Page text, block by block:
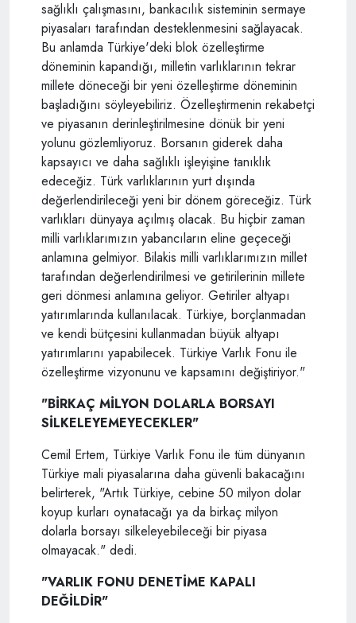
sağlıklı çalışmasını, bankacılık sisteminin sermaye
piyasaları tarafından desteklenmesini sağlayacak.
Bu anlamda Türkiye'deki blok özelleştirme
döneminin kapandığı, milletin varlıklarının tekrar
millete döneceği bir yeni özelleştirme döneminin
başladığını söyleyebiliriz. Özelleştirmenin rekabetçi
ve piyasanın derinleştirilmesine dönük bir yeni
yolunu gözlemliyoruz. Borsanın giderek daha
kapsayıcı ve daha sağlıklı işleyişine tanıklık
edeceğiz. Türk varlıklarının yurt dışında
değerlendirileceği yeni bir dönem göreceğiz. Türk
varlıkları dünyaya açılmış olacak. Bu hiçbir zaman
milli varlıklarımızın yabancıların eline geçeceği
anlamına gelmiyor. Bilakis milli varlıklarımızın millet
tarafından değerlendirilmesi ve getirilerinin millete
geri dönmesi anlamına geliyor. Getiriler altyapı
yatırımlarında kullanılacak. Türkiye, borçlanmadan
ve kendi bütçesini kullanmadan büyük altyapı
yatırımlarını yapabilecek. Türkiye Varlık Fonu ile
özelleştirme vizyonunu ve kapsamını değiştiriyor."
"BİRKAÇ MİLYON DOLARLA BORSAYI
SİLKELEYEMEYECEKLER"
Cemil Ertem, Türkiye Varlık Fonu ile tüm dünyanın
Türkiye mali piyasalarına daha güvenli bakacağını
belirterek, "Artık Türkiye, cebine 50 milyon dolar
koyup kurları oynatacağı ya da birkaç milyon
dolarla borsayı silkeleyebileceği bir piyasa
olmayacak." dedi.
"VARLIK FONU DENETİME KAPALI
DEĞİLDİR"